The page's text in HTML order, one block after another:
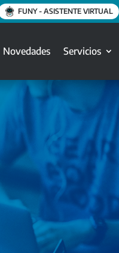
FUNY - ASISTENTE VIRTUAL
Novedades Servicios